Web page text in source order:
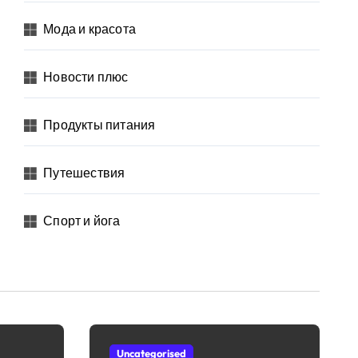
Мода и красота
Новости плюс
Продукты питания
Путешествия
Спорт и йога
Uncategorised